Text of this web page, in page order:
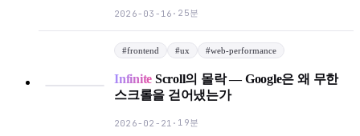
2026-03-16 · 25분
#frontend #ux #web-performance
Infinite Scroll의 몰락 — Google은 왜 무한
스크롤을 걷어냈는가
2026-02-21 · 19분